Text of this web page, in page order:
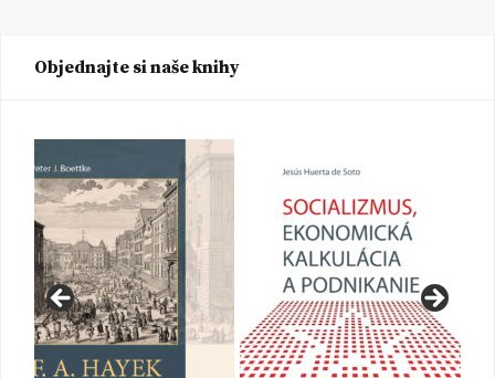
Objednajte si naše knihy